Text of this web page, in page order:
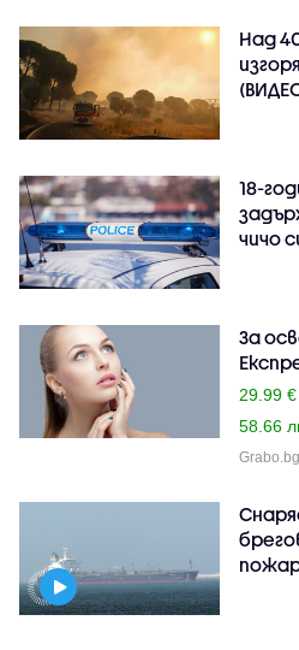
Над
18-
чичо
За
29.99 €
58.66
Grabo.bg